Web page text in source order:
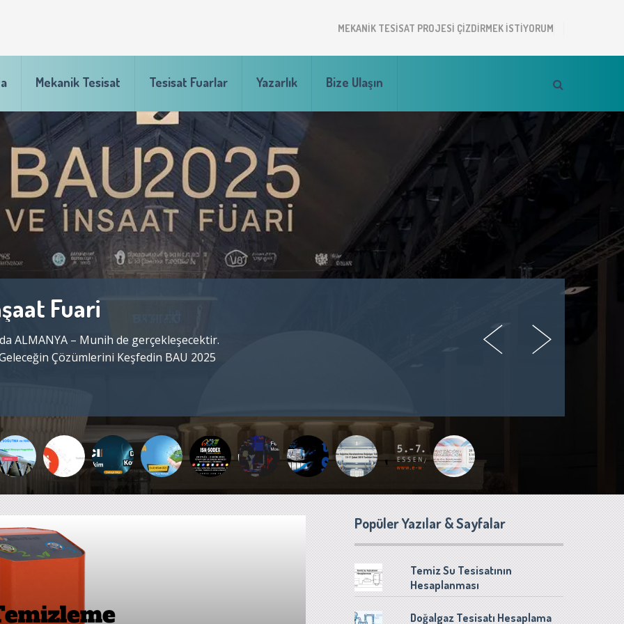
MEKANIK TESISAT PROJESI ÇIZDIRMEK ISTIYORUM
Mekanik Tesisat Tesisat Fuarlar Yazarlık Bize Ulaşın
Fuarı
ve havalandırma fuari 28 Şubat-03
de yapılacaktır. 24. Düzenlenen UzBuild
Popüler Yazılar & Sayfalar
Temiz Su Tesisatının
Hesaplanması
Doğalgaz Tesisatı Hesaplama